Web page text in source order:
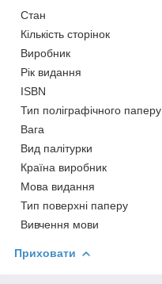
Стан
Кількість сторінок
Виробник
Рік видання
ISBN
Тип поліграфічного паперу
Вага
Вид палітурки
Країна виробник
Мова видання
Тип поверхні паперу
Вивчення мови
Приховати